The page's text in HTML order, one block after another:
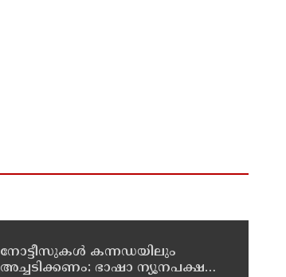
നോട്ടീസുകള്‍ കന്നഡയിലും
അച്ചടിക്കണം: ഭാഷാ ന്യൂനപക്ഷ